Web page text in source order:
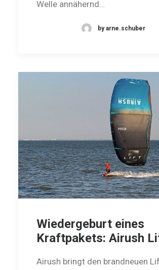
Welle annähernd…
by arne.schuber
Wiedergeburt eines
Kraftpakets: Airush
Airush bringt den brandneuen